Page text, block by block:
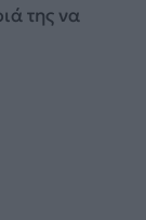
της να